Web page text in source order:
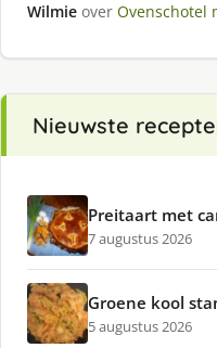
Wilmie over Ovenschotel
Nieuwste
Preitaart met
7 augustus 2026
Groene kool
5 augustus 2026